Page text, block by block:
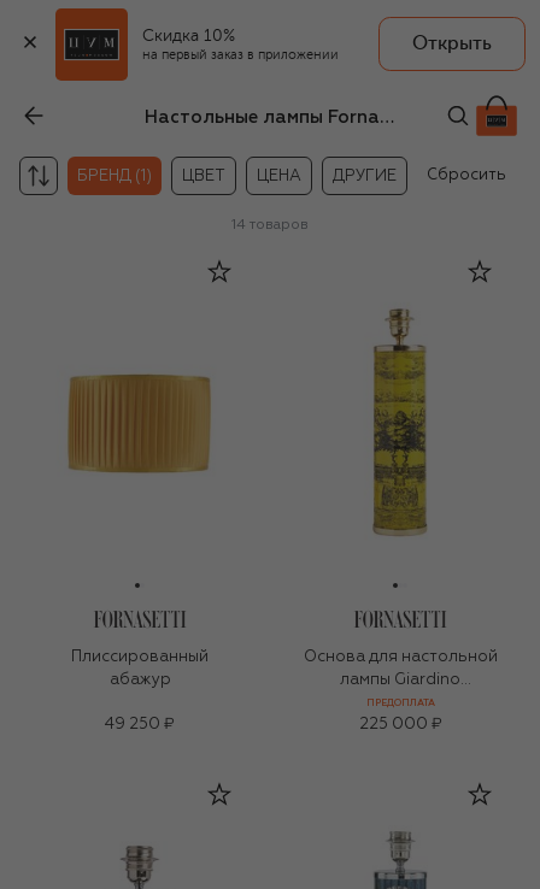
Скидка 10%
на первый заказ в приложении
Открыть
Настольные лампы Fornasetti
БРЕНД (1) ЦВЕТ ЦЕНА ДРУГИЕ Сбросить
14 товаров
Плиссированный
абажур
49 250 ₽
Основа для настольной
лампы Giardino
Settecentesco
ПРЕДОПЛАТА
225 000 ₽